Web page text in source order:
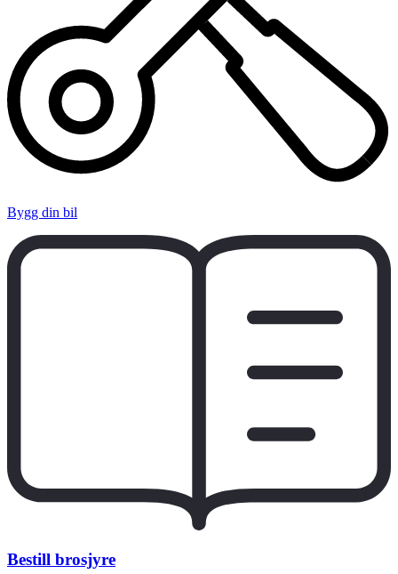
Bygg din bil
Bestill brosjyre